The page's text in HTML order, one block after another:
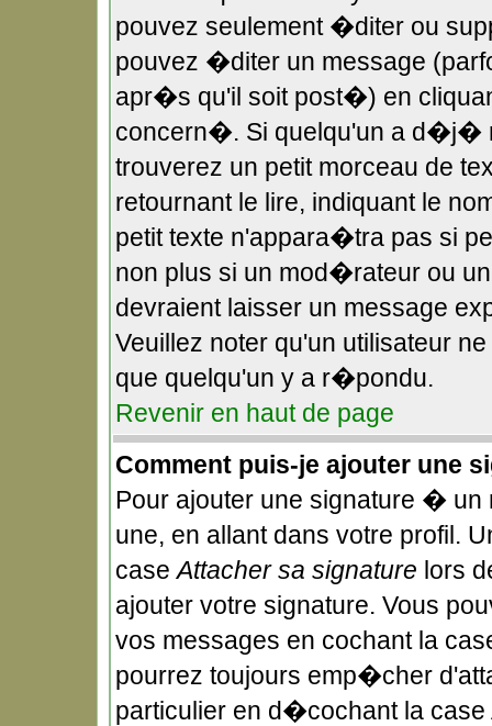
pouvez seulement �diter ou
pouvez �diter un message
apr�s qu'il soit post�) en
concern�. Si quelqu'un a d�j�
trouverez un petit morceau de
retournant le lire, indiquant le
petit texte n'appara�tra pas si
non plus si un mod�rateur ou
devraient laisser un message
Veuillez noter qu'un utilisateur
que quelqu'un y a r�pondu.
Revenir en haut de page
Comment puis-je ajouter une
Pour ajouter une signature �
une, en allant dans votre profil.
caseAttacher sa signature lors
ajouter votre signature. Vous
vos messages en cochant la
pourrez toujours emp�cher
particulier en d�cochant la